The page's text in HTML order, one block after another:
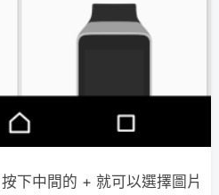
下中間的 + 就可以選擇圖片